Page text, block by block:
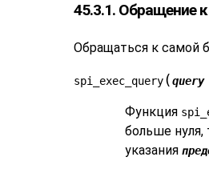
45.3.1. Обращение
Обращаться к самой
spi_exec_query(query
Функция
больше нуля,
указания